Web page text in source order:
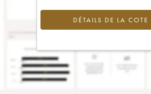
DÉTAILS DE LA COTE